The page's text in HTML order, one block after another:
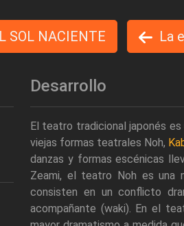
SOL NACIENTE La
Desarrollo
El teatro tradicional japonés
viejas formas teatrales Noh,
danzas y formas escénicas
Zeami, el teatro Noh es una
consisten en un conflicto
acompañante (waki). En el